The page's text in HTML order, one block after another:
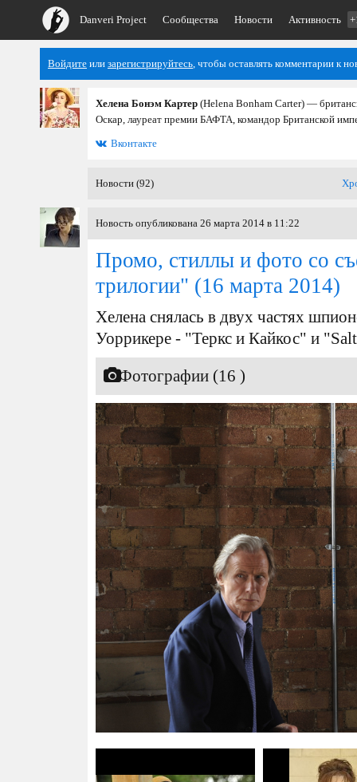
Danveri Project Сообщества Новости Активность
Войдите или зарегистрируйтесь, чтобы оставлять комментарии к
Хелена Бонэм Картер (Helena Bonham Carter) —
Оскар, лауреат премии БАФТА, командор Британской
Вконтакте
Новости (92)
Новость опубликована 26 марта 2014 в 11:22
Промо, стиллы и фото со
трилогии" (16 марта 2014)
Хелена снялась в двух частях
Уоррикере - "Теркс и Кайкос" и
Фотографии (16 )